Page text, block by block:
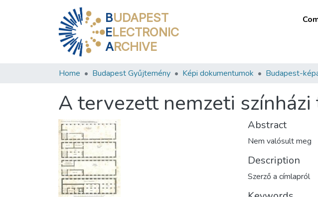
BUDAPEST
ELECTRONIC
ARCHIVE
Home Budapest Gyűjtemény Képi dokumentumok Budapest-
A tervezett nemzeti színházi
Abstract
Nem valósult meg
Description
Szerző a címlapról